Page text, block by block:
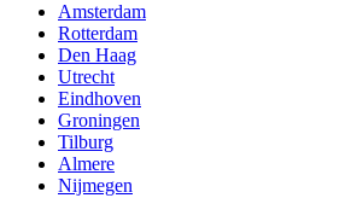
Amsterdam
Rotterdam
Den Haag
Utrecht
Eindhoven
Groningen
Tilburg
Almere
Nijmegen